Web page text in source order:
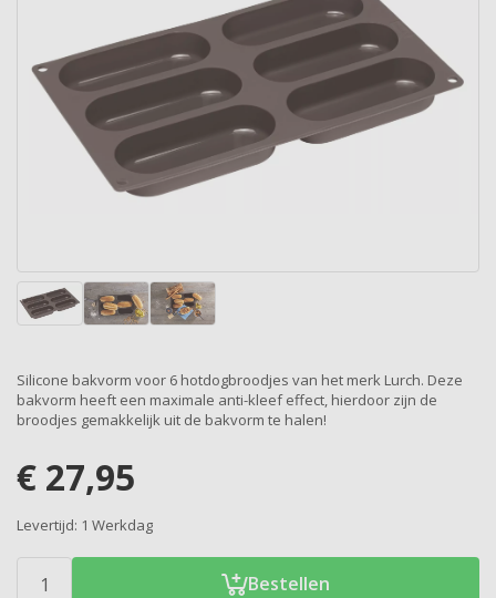
Silicone bakvorm voor 6 hotdogbroodjes van het merk Lurch. Deze
bakvorm heeft een maximale anti-kleef effect, hierdoor zijn de
broodjes gemakkelijk uit de bakvorm te halen!
€ 27,95
Levertijd: 1 Werkdag
Bestellen